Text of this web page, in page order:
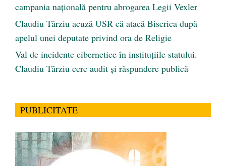
campania națională pentru abrogarea Legii Vexler
Claudiu Târziu acuză USR că atacă Biserica după
apelul unei deputate privind ora de Religie
Val de incidente cibernetice în instituțiile statului.
Claudiu Târziu cere audit și răspundere publică
PUBLICITATE